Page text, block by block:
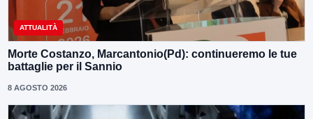
ATTUALITÀ
Morte Costanzo, Marcantonio(Pd): continueremo le tue
battaglie per il Sannio
8 AGOSTO 2026